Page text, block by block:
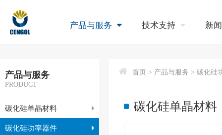
产品与服务 技术支持 新
产品与服务
PRODUCT
碳化硅单晶材料
碳化硅功率器件
首页 > 产品与服务 > 碳化硅
碳化硅单晶材料